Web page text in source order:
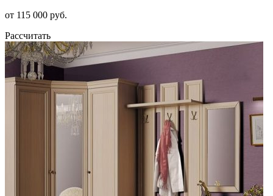
от 115 000 руб.
Рассчитать